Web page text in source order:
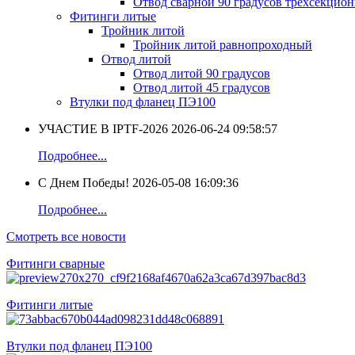
Фитинги литые
Тройник литой
Тройник литой равнопроходный
Отвод литой
Отвод литой 90 градусов
Отвод литой 45 градусов
Втулки под фланец ПЭ100
УЧАСТИЕ В IPTF-2026 2026-06-24 09:58:57
Подробнее...
С Днем Победы! 2026-05-08 16:09:36
Подробнее...
Смотреть все новости
Фитинги сварные
Фитинги литые
Втулки под фланец ПЭ100